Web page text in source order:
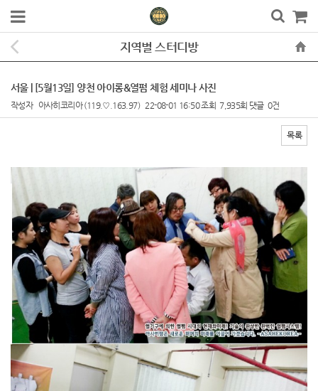
지역별 스터디방
서울 | [5월13일] 양천 아이롱&열펌 체험 세미나 사진
작성자 아사히코리아(119.♡.163.97) 22-08-01 16:50조회 7,935회 댓글 0건
목록
본문